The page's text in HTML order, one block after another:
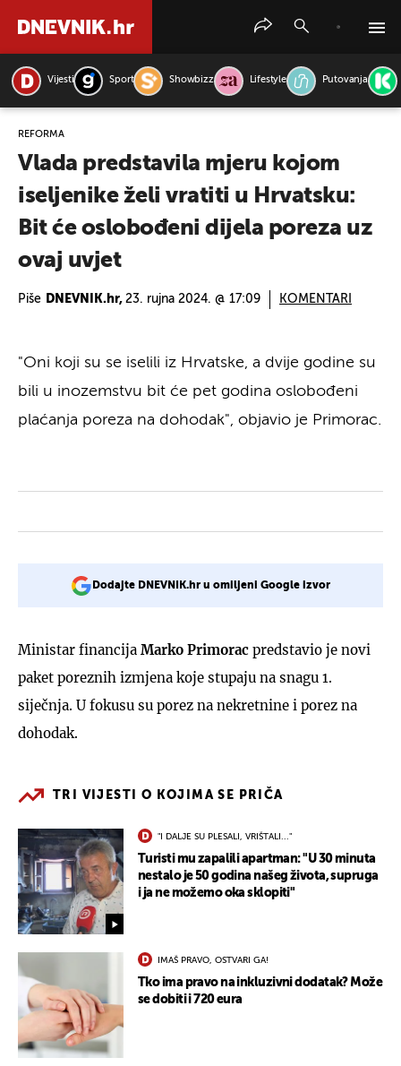
Vijesti Sport Showbizz Lifestyle Putovanja
REFORMA
Vlada predstavila mjeru kojom
iseljenike želi vratiti u Hrvatsku:
Bit će oslobođeni dijela poreza uz
ovaj uvjet
Piše DNEVNIK.hr, 23. rujna 2024. @ 17:09 KOMENTARI
"Oni koji su se iselili iz Hrvatske, a dvije godine su
bili u inozemstvu bit će pet godina oslobođeni
plaćanja poreza na dohodak", objavio je Primorac.
Dodajte DNEVNIK.hr u omiljeni Google izvor
Ministar financija Marko Primorac predstavio je novi
paket poreznih izmjena koje stupaju na snagu 1.
siječnja. U fokusu su porez na nekretnine i porez na
dohodak.
TRI VIJESTI O KOJIMA SE PRIČA
"I DALJE SU PLESALI, VRIŠTALI..."
Turisti mu zapalili apartman: "U 30 minuta
nestalo je 50 godina našeg života, supruga
i ja ne možemo oka sklopiti"
IMAŠ PRAVO, OSTVARI GA!
Tko ima pravo na inkluzivni dodatak? Može
se dobiti i 720 eura
PRETRAŽITE VIJESTI